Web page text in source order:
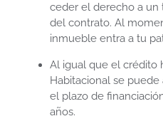
ceder el derecho a
del contrato. Al
inmueble entra a tu
Al igual que el crédito
Habitacional se
el plazo de
años.